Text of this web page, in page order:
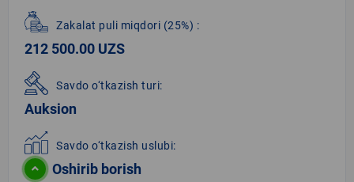
Zakalat puli miqdori (25%) :
212 500.00 UZS
Savdo o‘tkazish turi:
Auksion
Savdo o‘tkazish uslubi:
Oshirib borish